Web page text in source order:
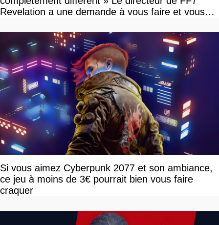
Revelation a une demande à vous faire et vous
Si vous aimez Cyberpunk 2077 et son ambiance,
ce jeu à moins de 3€ pourrait bien vous faire
craquer